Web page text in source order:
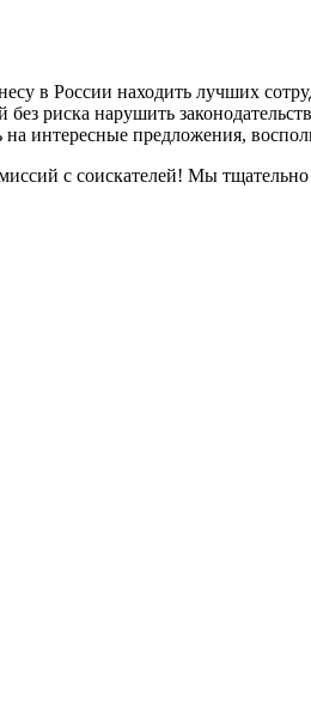
в России находить лучших
риска нарушить
интересные предложения,
с соискателей! Мы